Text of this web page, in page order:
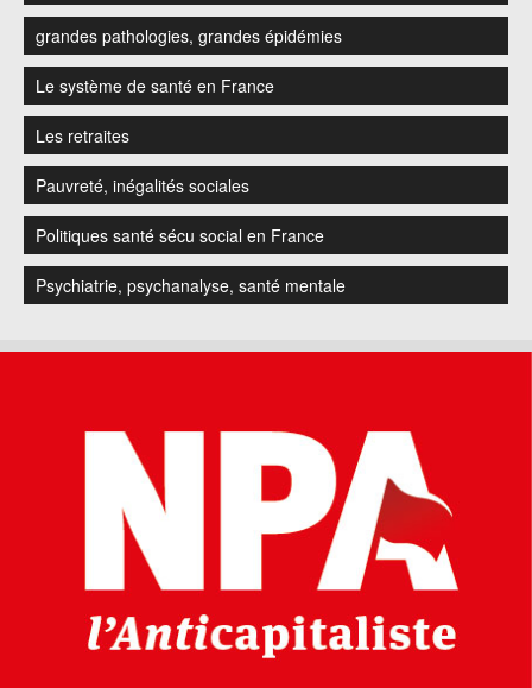
grandes pathologies, grandes épidémies
Le système de santé en France
Les retraites
Pauvreté, inégalités sociales
Politiques santé sécu social en France
Psychiatrie, psychanalyse, santé mentale